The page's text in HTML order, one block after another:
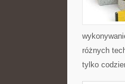
różnych
tylko